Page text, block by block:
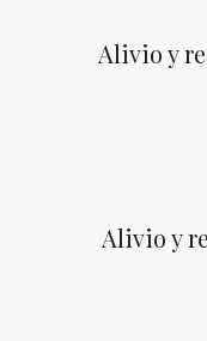
Alivio y
Alivio y